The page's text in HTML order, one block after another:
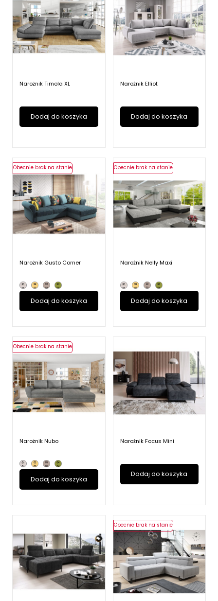
Narożnik Timola XL
Dodaj do koszyka
Narożnik Elliot
Dodaj do koszyka
Narożnik Gusto Corner
Dodaj do koszyka
Obecnie brak na stanie
Narożnik Nelly Maxi
Dodaj do koszyka
Obecnie brak na stanie
Narożnik Nubo
Dodaj do koszyka
Obecnie brak na stanie
Narożnik Focus Mini
Dodaj do koszyka
Obecnie brak na stanie